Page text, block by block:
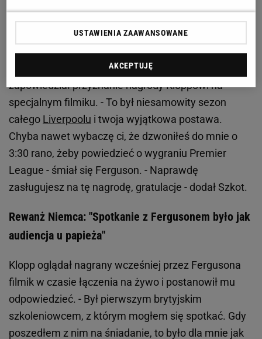
Ferguson zdradził, że Klopp dzwonił do niego w
nocy po wygraniu Premier League
Legendarny trener Manchesteru United
zapowiedział przyznanie nagrody Kloppowi na
specjalnym filmiku. - To był niesamowity sezon
całego Liverpoolu i twoja wyjątkowa postawa.
Chyba nawet wybaczę ci, że dzwoniłeś do mnie o
3:30 rano, żeby powiedzieć o wygraniu Premier
League - śmiał się Ferguson. - Naprawdę
zasługujesz na tę nagrodę, gratulacje - dodał Szkot.
Rewanż Niemca: "Spotkanie z Fergusonem było jak
audiencja u papieża"
Klopp oglądał nagrany wcześniej przez Fergusona
filmik w czasie łączenia na żywo i postanowił mu
odpowiedzieć. - Był pierwszym brytyjskim
szkoleniowcem, z którym mogłem się spotkać. Gdy
poszedłem z nim na śniadanie, to było dla mnie jak
USTAWIENIA ZAAWANSOWANE
AKCEPTUJĘ